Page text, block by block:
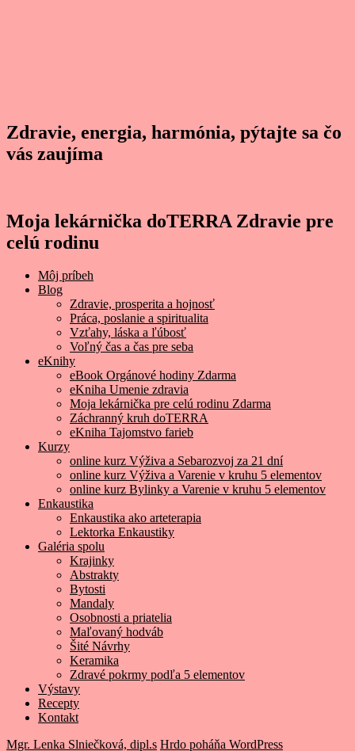
Zdravie, energia, harmónia, pýtajte sa čo
vás zaujíma
Moja lekárnička doTERRA Zdravie pre
celú rodinu
Môj príbeh
Blog
Zdravie, prosperita a hojnosť
Práca, poslanie a spiritualita
Vzťahy, láska a ľúbosť
Voľný čas a čas pre seba
eKnihy
eBook Orgánové hodiny Zdarma
eKniha Umenie zdravia
Moja lekárnička pre celú rodinu Zdarma
Záchranný kruh doTERRA
eKniha Tajomstvo farieb
Kurzy
online kurz Výživa a Sebarozvoj za 21 dní
online kurz Výživa a Varenie v kruhu 5 elementov
online kurz Bylinky a Varenie v kruhu 5 elementov
Enkaustika
Enkaustika ako arteterapia
Lektorka Enkaustiky
Galéria spolu
Krajinky
Abstrakty
Bytosti
Mandaly
Osobnosti a priatelia
Maľovaný hodváb
Šité Návrhy
Keramika
Zdravé pokrmy podľa 5 elementov
Výstavy
Recepty
Kontakt
Mgr. Lenka Slniečková, dipl.s Hrdo poháňa WordPress